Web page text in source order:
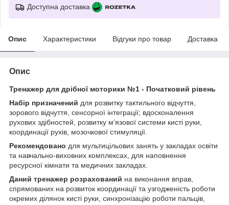
Доступна доставка
Опис Характеристики Відгуки про товар Доставка
Опис
Тренажер для дрібної моторики №1 - Початковий рівень
Набір призначений для розвитку тактильного відчуття,
зорового відчуття, сенсорної інтеграції; вдосконалення
рухових здібностей, розвитку м’язової системи кисті руки,
координації рухів, мозочкової стимуляції.
Рекомендовано для мультицільових занять у закладах освіти
та навчально-виховних комплексах, для наповнення
ресурсної кімнати та медичних закладах.
Даний тренажер розрахований на виконання вправ,
спрямованих на розвиток координації та узгодженість роботи
окремих ділянок кисті руки, синхронізацію роботи пальців,